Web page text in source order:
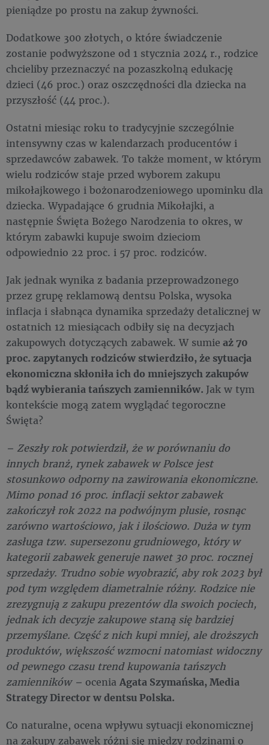
pieniądze po prostu na zakup żywności.
Dodatkowe 300 złotych, o które świadczenie
zostanie podwyższone od 1 stycznia 2024 r., rodzice
chcieliby przeznaczyć na pozaszkolną edukację
dzieci (46 proc.) oraz oszczędności dla dziecka na
przyszłość (44 proc.).
Ostatni miesiąc roku to tradycyjnie szczególnie
intensywny czas w kalendarzach producentów i
sprzedawców zabawek. To także moment, w którym
wielu rodziców staje przed wyborem zakupu
mikołajkowego i bożonarodzeniowego upominku dla
dziecka. Wypadające 6 grudnia Mikołajki, a
następnie Święta Bożego Narodzenia to okres, w
którym zabawki kupuje swoim dzieciom
odpowiednio 22 proc. i 57 proc. rodziców.
Jak jednak wynika z badania przeprowadzonego
przez grupę reklamową dentsu Polska, wysoka
inflacja i słabnąca dynamika sprzedaży detalicznej w
ostatnich 12 miesiącach odbiły się na decyzjach
zakupowych dotyczących zabawek. W sumie aż 70
proc. zapytanych rodziców stwierdziło, że sytuacja
ekonomiczna skłoniła ich do mniejszych zakupów
bądź wybierania tańszych zamienników. Jak w tym
kontekście mogą zatem wyglądać tegoroczne
Święta?
– Zeszły rok potwierdził, że w porównaniu do
innych branż, rynek zabawek w Polsce jest
stosunkowo odporny na zawirowania ekonomiczne.
Mimo ponad 16 proc. inflacji sektor zabawek
zakończył rok 2022 na podwójnym plusie, rosnąc
zarówno wartościowo, jak i ilościowo. Duża w tym
zasługa tzw. supersezonu grudniowego, który w
kategorii zabawek generuje nawet 30 proc. rocznej
sprzedaży. Trudno sobie wyobrazić, aby rok 2023 był
pod tym względem diametralnie różny. Rodzice nie
zrezygnują z zakupu prezentów dla swoich pociech,
jednak ich decyzje zakupowe staną się bardziej
przemyślane. Część z nich kupi mniej, ale droższych
produktów, większość wzmocni natomiast widoczny
od pewnego czasu trend kupowania tańszych
zamienników – ocenia Agata Szymańska, Media
Strategy Director w dentsu Polska.
Co naturalne, ocena wpływu sytuacji ekonomicznej
na zakupy zabawek różni się między rodzinami o